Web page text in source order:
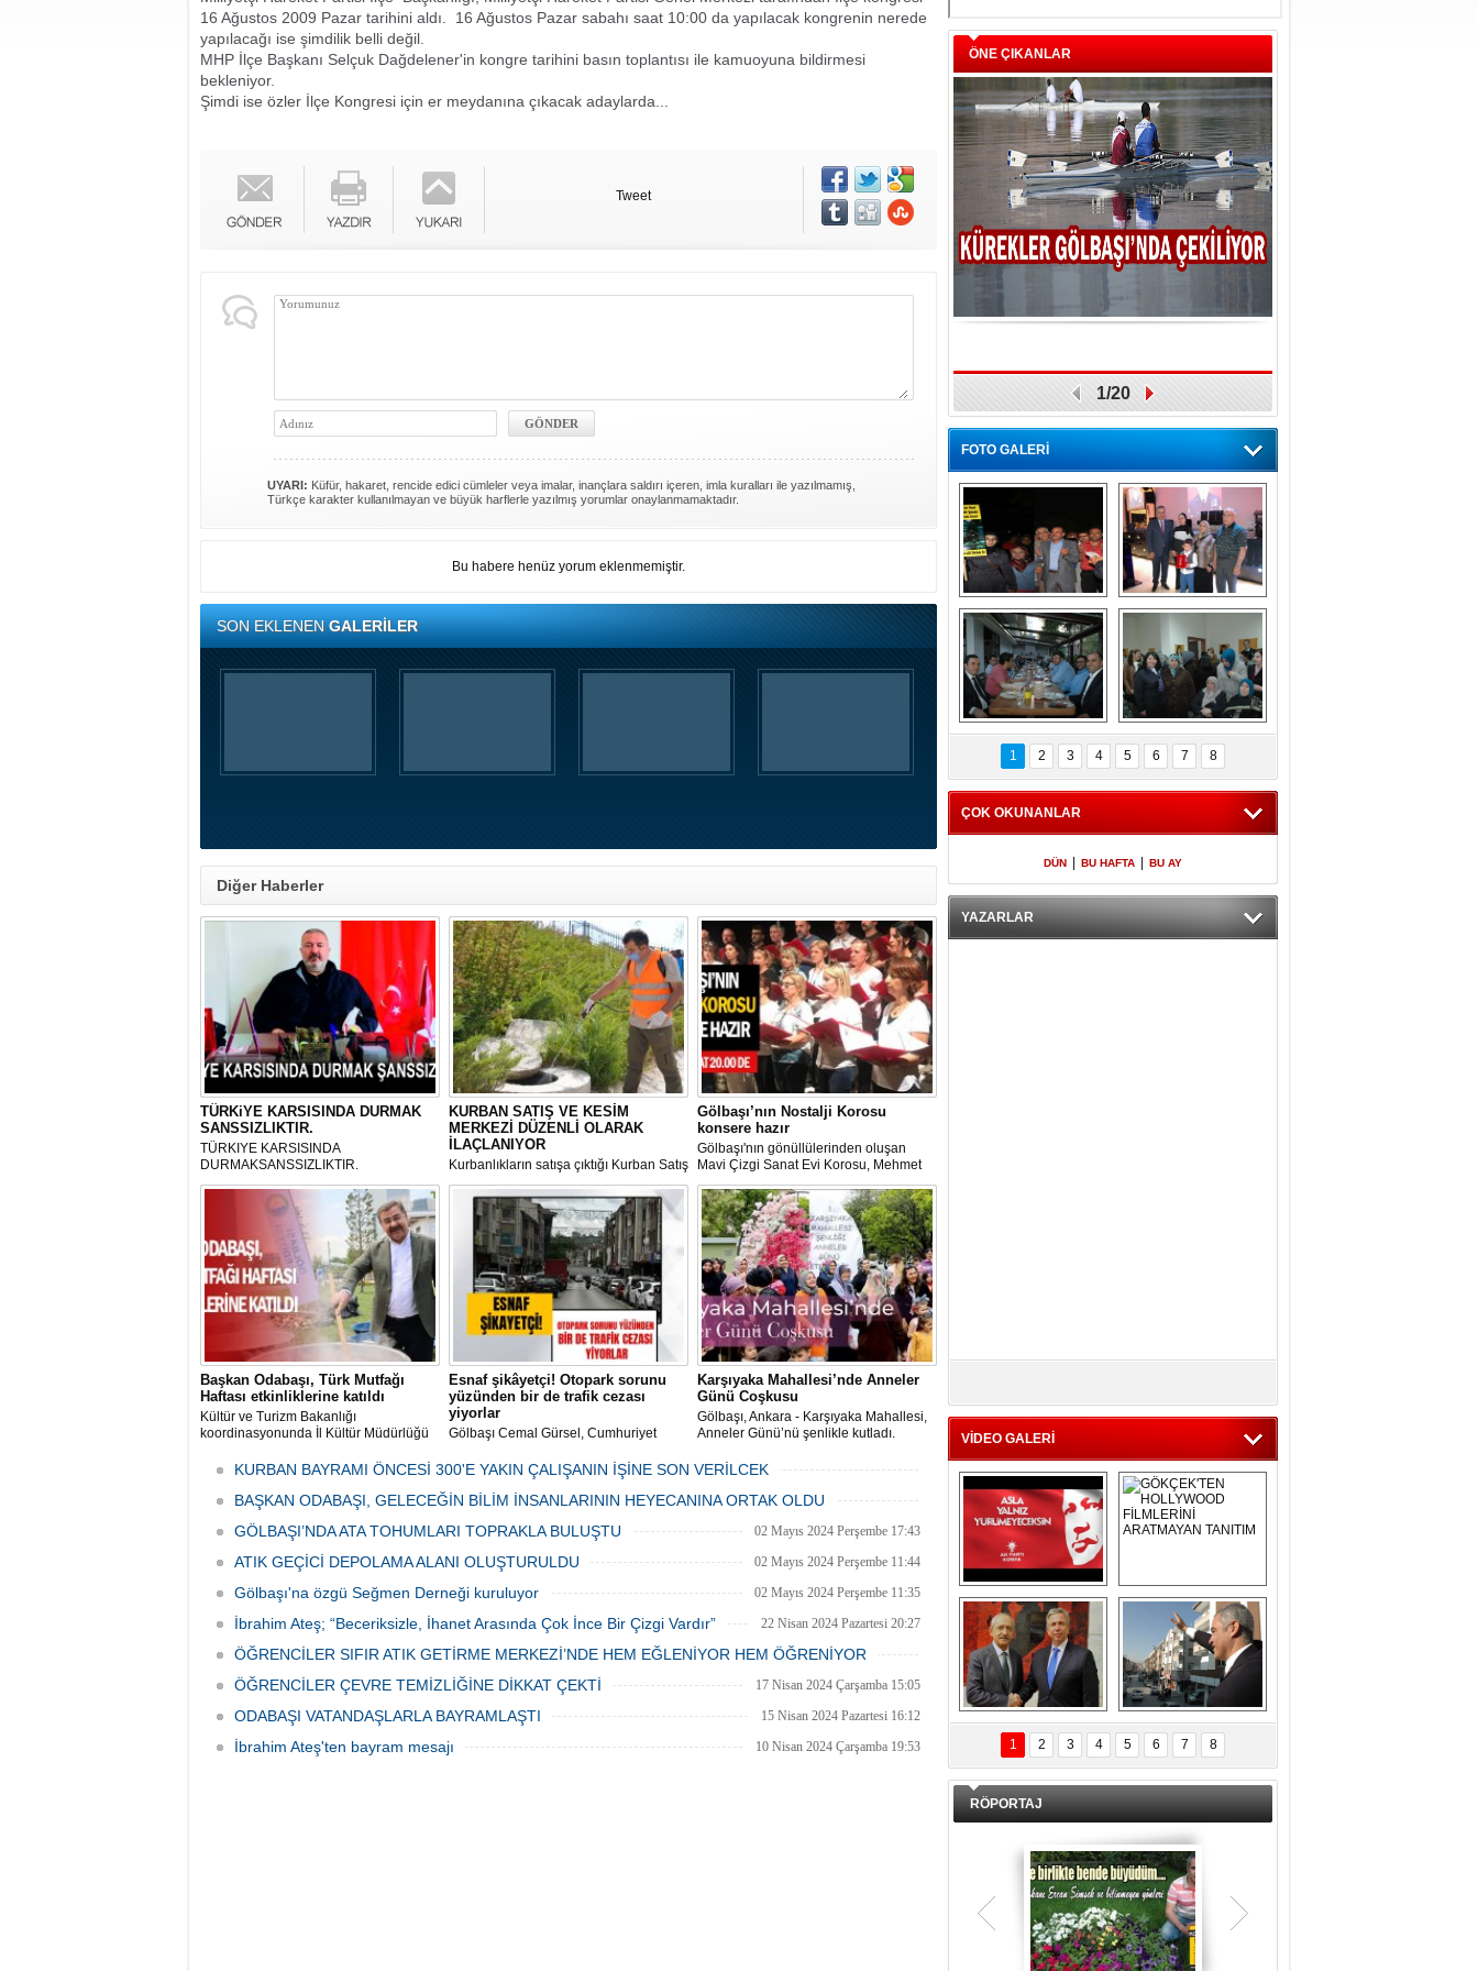
16 Ağustos 2009 Pazar tarihini aldı. 16 Ağustos Pazar sabahı saat 10:00 da yapılacak kongrenin nerede
yapılacağı ise şimdilik belli değil.
MHP İlçe Başkanı Selçuk Dağdelener'in kongre tarihini basın toplantısı ile kamuoyuna bildirmesi
bekleniyor.
Şimdi ise özler İlçe Kongresi için er meydanına çıkacak adaylarda...
Tweet
UYARI: Küfür, hakaret, rencide edici cümleler veya imalar, inançlara saldırı içeren, imla kuralları ile yazılmamış,
Türkçe karakter kullanılmayan ve büyük harflerle yazılmış yorumlar onaylanmamaktadır.
Bu habere henüz yorum eklenmemiştir.
SON EKLENENGALERİLER
Diğer Haberler
TÜRKiYE KARSISINDA DURMAK
SANSSIZLIKTIR.
TÜRKIYE KARSISINDA
DURMAKSANSSIZLIKTIR.
KURBAN SATIŞ VE KESİM
MERKEZİ DÜZENLİ OLARAK
İLAÇLANIYOR
Kurbanlıkların satışa çıktığı Kurban Satış
ve Kesim Merkezi, haşere ve
mikropların önüne geçilmesi amacıyla
her gün Gölbaşı Belediyesi ekipleri
tarafından düzenli olarak ilaçlanıyor.
Gölbaşı’nın Nostalji Korosu
konsere hazır
Gölbaşı'nın gönüllülerinden oluşan
Mavi Çizgi Sanat Evi Korosu, Mehmet
Akif Ersoy Kültür Merkezi’nde vereceği
konsere hızır.
Başkan Odabaşı, Türk Mutfağı
Haftası etkinliklerine katıldı
Kültür ve Turizm Bakanlığı
koordinasyonunda İl Kültür Müdürlüğü
Haftası" etkinlikleri Ankara'da devam
Esnaf şikâyetçi! Otopark sorunu
yüzünden bir de trafik cezası
yiyorlar
Gölbaşı Cemal Gürsel, Cumhuriyet
bulunan esnaf ve alışverişe gelen
vatandaşlar park cezaları yüzünden
canından bezdi.
Karşıyaka Mahallesi’nde Anneler
Günü Coşkusu
Gölbaşı, Ankara - Karşıyaka Mahallesi,
Anneler Günü’nü şenlikle kutladı.
öncülüğünde düzenlenen 1. Karşıyaka
KURBAN BAYRAMI ÖNCESİ 300'E YAKIN ÇALIŞANIN İŞİNE SON VERİLCEK
06 Mayıs 2024 Pazartesi 15:47
BAŞKAN ODABAŞI, GELECEĞİN BİLİM İNSANLARININ HEYECANINA ORTAK OLDU
06 Mayıs 2024 Pazartesi 15:31
GÖLBAŞI’NDA ATA TOHUMLARI TOPRAKLA BULUŞTU 02 Mayıs 2024 Perşembe 17:43
ATIK GEÇİCİ DEPOLAMA ALANI OLUŞTURULDU 02 Mayıs 2024 Perşembe 11:44
Gölbaşı'na özgü Seğmen Derneği kuruluyor 02 Mayıs 2024 Perşembe 11:35
İbrahim Ateş; “Beceriksizle, İhanet Arasında Çok İnce Bir Çizgi Vardır” 22 Nisan 2024 Pazartesi 20:27
ÖĞRENCİLER SIFIR ATIK GETİRME MERKEZİ’NDE HEM EĞLENİYOR HEM ÖĞRENİYOR
20 Nisan 2024 Cumartesi 15:26
ÖĞRENCİLER ÇEVRE TEMİZLİĞİNE DİKKAT ÇEKTİ 17 Nisan 2024 Çarşamba 15:05
ODABAŞI VATANDAŞLARLA BAYRAMLAŞTI 15 Nisan 2024 Pazartesi 16:12
İbrahim Ateş'ten bayram mesajı 10 Nisan 2024 Çarşamba 19:53
ÖNE ÇIKANLAR
1/20
FOTO GALERİ
Gölbaşı GAZZE
İÇİN YÜRÜDÜ
Kaymakamlıktan
iftar yemeği
Kaymakamlıktan
iftar yemeği
NERGÜL
YILDIRIM SEÇİM
BÜROSUNU AÇTI
1 2 3 4 5 6 7 8
ÇOK OKUNANLAR
DÜN BU HAFTA BU AY
YAZARLAR
VİDEO GALERİ
Asla Yalnız
Yürümeyeceksin
Uzun Adam
GÖKÇEK'TEN
HOLLYWOOD
FİLMLERİNİ
ARATMAYAN
TANITIM
DAL İÇERİ ZÜBÜK!
ERCAN ŞİMŞEK
GÖLBAŞI'NDA
KASIRGA ETKİSİ
YARATTI !
1 2 3 4 5 6 7 8
RÖPORTAJ
Teşrik tekbiri nedir? Ne anlama gelir?